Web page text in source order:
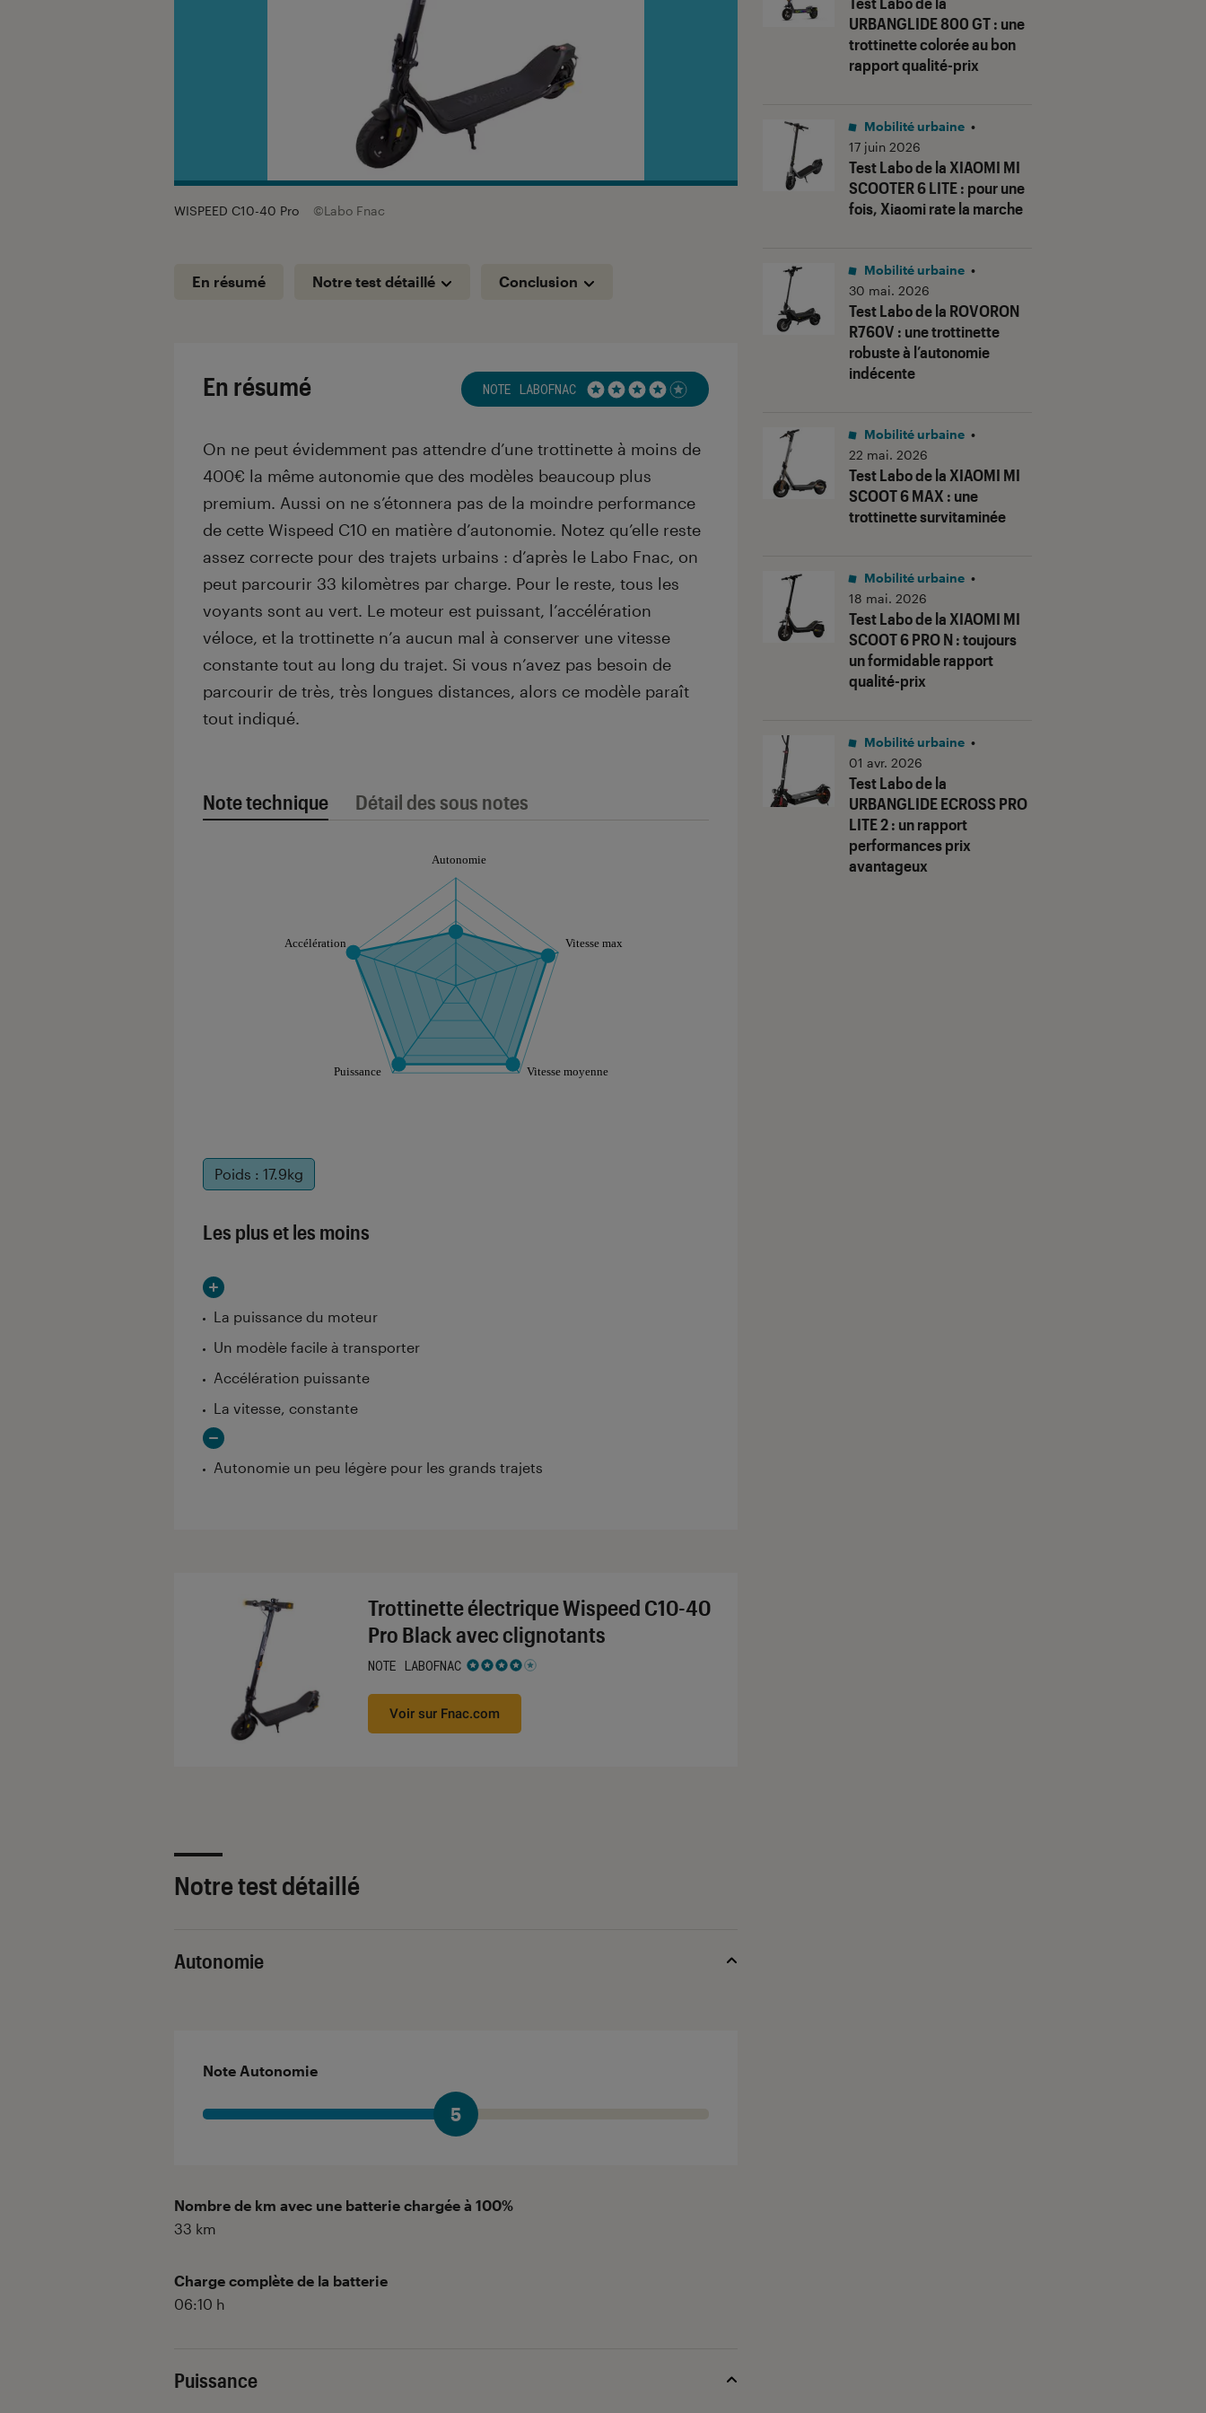
WISPEED C10-40 Pro ©Labo Fnac
En résumé Notre test détaillé Conclusion
En résumé NOTE LABOFNAC Noté 4 étoiles sur 5
On ne peut évidemment pas attendre d’une trottinette à moins de
400€ la même autonomie que des modèles beaucoup plus
premium. Aussi on ne s’étonnera pas de la moindre performance
de cette Wispeed C10 en matière d’autonomie. Notez qu’elle reste
assez correcte pour des trajets urbains : d’après le Labo Fnac, on
peut parcourir 33 kilomètres par charge. Pour le reste, tous les
voyants sont au vert. Le moteur est puissant, l’accélération
véloce, et la trottinette n’a aucun mal à conserver une vitesse
constante tout au long du trajet. Si vous n’avez pas besoin de
parcourir de très, très longues distances, alors ce modèle paraît
tout indiqué.
Note technique Détail des sous notes
Poids : 17.9kg
Les plus et les moins
La puissance du moteur
Un modèle facile à transporter
Accélération puissante
La vitesse, constante
Autonomie un peu légère pour les grands trajets
Trottinette électrique Wispeed C10-40
Pro Black avec clignotants
NOTE LABOFNAC
Noté 4 étoiles sur 5
Voir sur Fnac.com
Notre test détaillé
Autonomie
Note Autonomie
5
Nombre de km avec une batterie chargée à 100%
33 km
Charge complète de la batterie
06:10 h
Puissance
URBANGLIDE 800 GT : une
trottinette colorée au bon
rapport qualité-prix
Test Labo de la XIAOMI MI
SCOOTER 6 LITE : pour une
fois, Xiaomi rate la marche
Mobilité urbaine •
17 juin 2026
Test Labo de la ROVORON
R760V : une trottinette
robuste à l’autonomie
indécente
Mobilité urbaine •
30 mai. 2026
Test Labo de la XIAOMI MI
SCOOT 6 MAX : une
trottinette survitaminée
Mobilité urbaine •
22 mai. 2026
Test Labo de la XIAOMI MI
SCOOT 6 PRO N : toujours
un formidable rapport
qualité-prix
Mobilité urbaine •
18 mai. 2026
Test Labo de la
URBANGLIDE ECROSS PRO
LITE 2 : un rapport
performances prix
avantageux
Mobilité urbaine •
01 avr. 2026